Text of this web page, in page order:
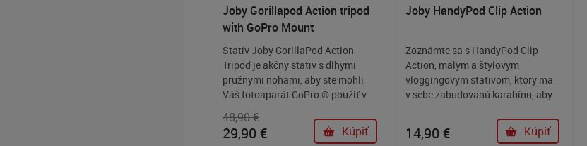
Joby Gorillapod Action tripod
with GoPro Mount
Statív Joby GorillaPod Action
Tripod je akčný statív s dlhými
pružnými nohami, aby ste mohli
Váš fotoaparát GoPro ® použiť v
sa ovinie okolo pólov, konárov,
alebo plotov.
48,90 €
29,90 € Kúpiť
Joby HandyPod Clip Action
Zoznámte sa s HandyPod Clip
Action, malým a štýlovým
vloggingovým statívom, ktorý má
v sebe zabudovanú karabínu, aby
14,90 € Kúpiť